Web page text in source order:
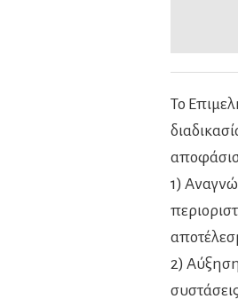
Το
1)
2) Αύξηση